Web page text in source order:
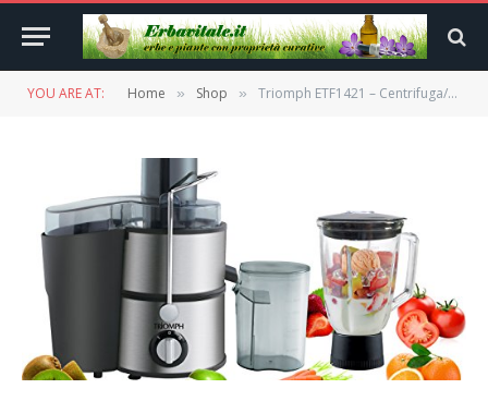
YOU ARE AT: Home » Shop » Triomph ETF1421 – Centrifuga/frullatore 2 in 1, in acciaio inox, 27 x 18,4 x 32,5 cm